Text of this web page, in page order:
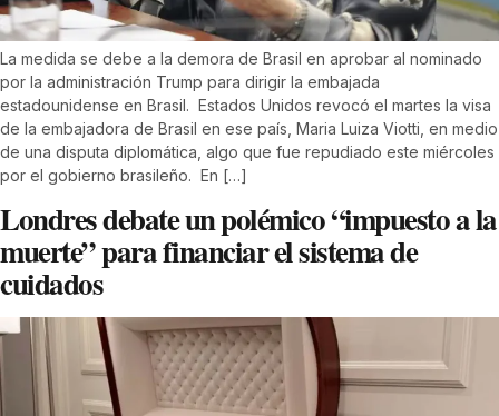
La medida se debe a la demora de Brasil en aprobar al nominado
por la administración Trump para dirigir la embajada
estadounidense en Brasil. Estados Unidos revocó el martes la visa
de la embajadora de Brasil en ese país, Maria Luiza Viotti, en medio
de una disputa diplomática, algo que fue repudiado este miércoles
por el gobierno brasileño. En […]
Londres debate un polémico “impuesto a la
muerte” para financiar el sistema de
cuidados